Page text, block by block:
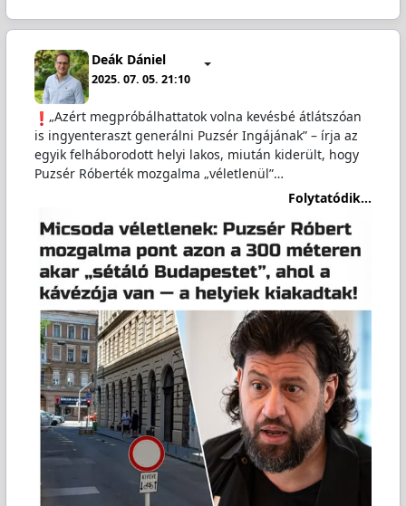
Deák Dániel
2025. 07. 05. 21:10
„Azért megpróbálhattatok volna kevésbé átlátszóan
is ingyenteraszt generálni Puzsér Ingájának” – írja az
egyik felháborodott helyi lakos, miután kiderült, hogy
Puzsér Róberték mozgalma „véletlenül”…
Folytatódik...